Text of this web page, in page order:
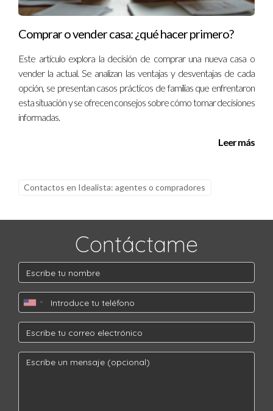
fraudes?
Algunas señales incluyen solicitudes inusuales de dinero por
comprador.
¿Cómo puedo mejorar mi comunicación con los
interesados?
ayudarte a comunicarte más efectivamente con los
¿Qué beneficios obtengo al trabajar con un
Un agente te proporciona experiencia del mercado,
estrategias efectivas y protección contra fraudes mientras
¿Cuándo debo contactar a un agente
inmobiliario?
Es recomendable contactar a un agente antes incluso de
publicar tu propiedad para asegurarte de tener una estrategia
sólida desde el principio.
Comprar o vender casa: ¿qué hacer primero?
Este artículo explora la decisión de comprar una nueva casa o
vender la actual. Se analizan las ventajas y desventajas de cada
opción, se presentan casos prácticos de familias que enfrentaron
esta situación y se ofrecen consejos sobre cómo tomar decisiones
informadas.
Leer más
Contactos en Idealista: agentes o compradores
Contáctame